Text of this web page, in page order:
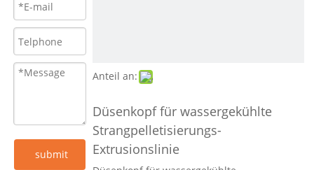
submit
Anteil an:
Düsenkopf für wassergekühlte
Strangpelletisierungs-
Extrusionslinie